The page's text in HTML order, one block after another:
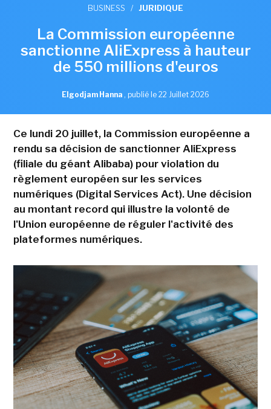
BUSINESS / JURIDIQUE
La Commission européenne
sanctionne AliExpress à hauteur
de 550 millions d'euros
Elgodjam Hanna , publié le 22 Juillet 2026
Ce lundi 20 juillet, la Commission européenne a
rendu sa décision de sanctionner AliExpress
(filiale du géant Alibaba) pour violation du
règlement européen sur les services
numériques (Digital Services Act). Une décision
au montant record qui illustre la volonté de
l'Union européenne de réguler l'activité des
plateformes numériques.